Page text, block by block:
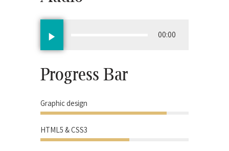
00:00
Progress Bar
Graphic design
HTML5 & CSS3